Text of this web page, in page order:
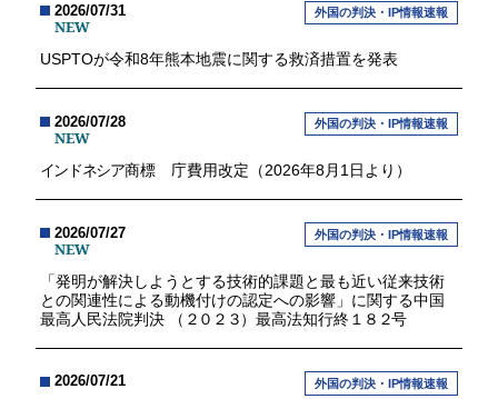
2026/07/31
NEW
外国の判決・IP情報速報
USPTOが令和8年熊本地震に関する救済措置を発表
2026/07/28
NEW
外国の判決・IP情報速報
インドネシア商標 庁費用改定（2026年8月1日より）
2026/07/27
NEW
外国の判決・IP情報速報
「発明が解決しようとする技術的課題と最も近い従来技術
との関連性による動機付けの認定への影響」に関する中国
最高人民法院判決 （ ２０２３ ）最高法知行終 １８２号
2026/07/21 外国の判決・IP情報速報